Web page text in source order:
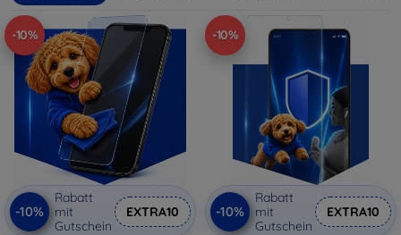
-10%
-10%
Rabatt
mit
Gutschein
EXTRA10
-10%
-10%
Rabatt
mit
Gutschein
EXTRA10